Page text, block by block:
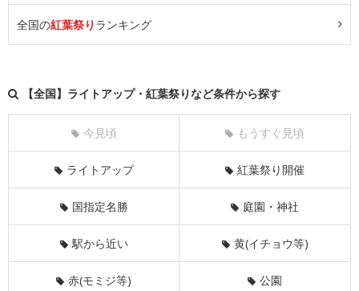
全国の紅葉祭り ランキング
【全国】ライトアップ・紅葉祭りなど条件から探す
今見頃 もうすぐ見頃
ライトアップ 紅葉祭り開催
国指定名勝 庭園・神社
駅から近い 黄(イチョウ等)
赤(モミジ等) 公園